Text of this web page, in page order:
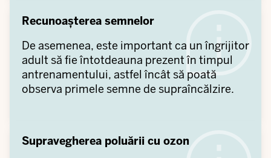
Recunoașterea semnelor
De asemenea, este important ca un îngrijitor
adult să fie întotdeauna prezent în timpul
antrenamentului, astfel încât să poată
observa primele semne de supraîncălzire.
Supravegherea poluării cu ozon